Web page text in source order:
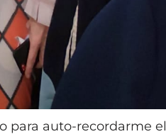
para auto-recordarme el